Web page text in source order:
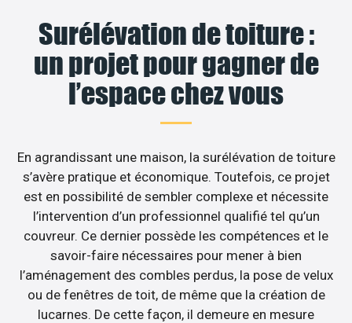
Surélévation de toiture :
un projet pour gagner de
l’espace chez vous
En agrandissant une maison, la surélévation de toiture
s’avère pratique et économique. Toutefois, ce projet
est en possibilité de sembler complexe et nécessite
l’intervention d’un professionnel qualifié tel qu’un
couvreur. Ce dernier possède les compétences et le
savoir-faire nécessaires pour mener à bien
l’aménagement des combles perdus, la pose de velux
ou de fenêtres de toit, de même que la création de
lucarnes. De cette façon, il demeure en mesure